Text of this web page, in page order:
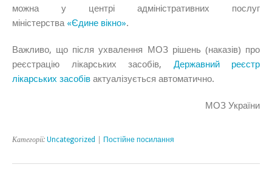
можна у центрі адміністративних послуг
міністерства «Єдине вікно».
Важливо, що після ухвалення МОЗ рішень (наказів) про
реєстрацію лікарських засобів, Державний реєстр
лікарських засобів актуалізується автоматично.
МОЗ України
Категорії: Uncategorized Постійне посилання